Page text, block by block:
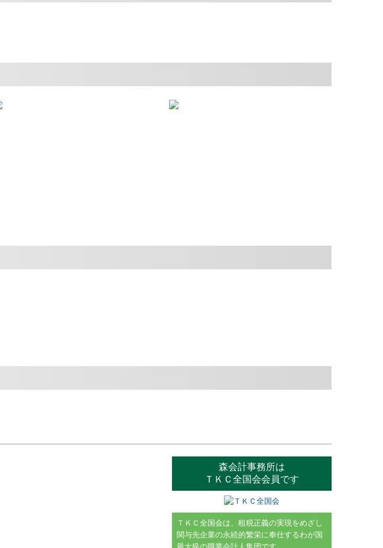
森会計事務所は
ＴＫＣ全国会会員です
ＴＫＣ全国会は、租税正義の実現をめざし
関与先企業の永続的繁栄に奉仕するわが国